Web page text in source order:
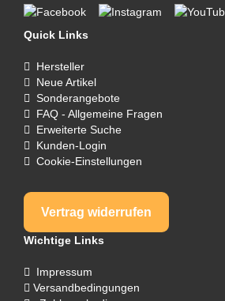
Quick Links
Hersteller
Neue Artikel
Sonderangebote
FAQ - Allgemeine Fragen
Erweiterte Suche
Kunden-Login
Cookie-Einstellungen
Vertrag widerrufen
Wichtige Links
Impressum
Versandbedingungen